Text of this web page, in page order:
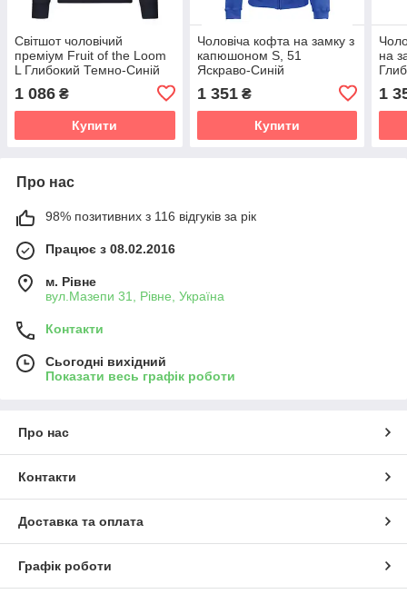
Світшот чоловічий
преміум Fruit of the Loom
L Глибокий Темно-Синій
1 086 ₴
Купити
Чоловіча кофта на замку з
капюшоном S, 51
Яскраво-Синій
1 351₴
Купити
на
1
Про нас
98% позитивних з 116 відгуків за рік
Працює з 08.02.2016
м. Рівне
вул.Мазепи 31, Рівне, Україна
Контакти
Сьогодні вихідний
Показати весь графік роботи
Про нас
Контакти
Доставка та оплата
Графік роботи